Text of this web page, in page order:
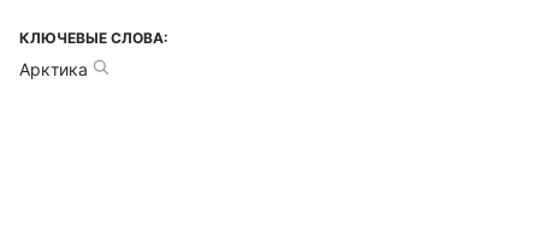
КЛЮЧЕВЫЕ СЛОВА:
Арктика